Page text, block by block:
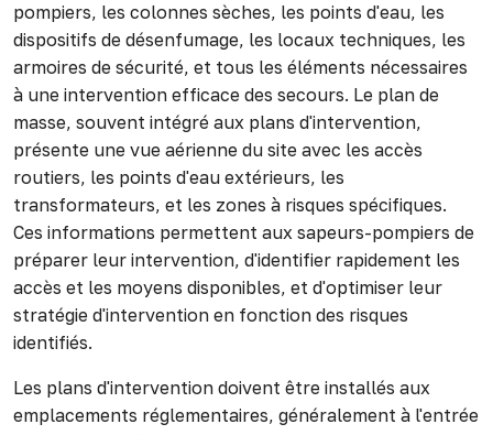
pompiers, les colonnes sèches, les points d'eau, les
dispositifs de désenfumage, les locaux techniques, les
armoires de sécurité, et tous les éléments nécessaires
à une intervention efficace des secours. Le plan de
masse, souvent intégré aux plans d'intervention,
présente une vue aérienne du site avec les accès
routiers, les points d'eau extérieurs, les
transformateurs, et les zones à risques spécifiques.
Ces informations permettent aux sapeurs-pompiers de
préparer leur intervention, d'identifier rapidement les
accès et les moyens disponibles, et d'optimiser leur
stratégie d'intervention en fonction des risques
identifiés.
Les plans d'intervention doivent être installés aux
emplacements réglementaires, généralement à l'entrée